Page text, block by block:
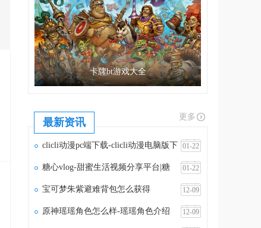
卡牌bt游戏大全
最新资讯 更多
01-22
clicli动漫pc端下载-clicli动漫电脑版下
01-22
糖心vlog-甜蜜生活视频分享平台|糖
12-09
宝可梦朱紫避难背包怎么获得
12-09
原神瑶瑶角色怎么样-瑶瑶角色介绍